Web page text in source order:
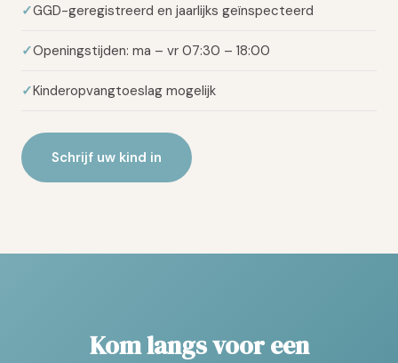
GGD-geregistreerd en jaarlijks geïnspecteerd
Openingstijden: ma – vr 07:30 – 18:00
Kinderopvangtoeslag mogelijk
Schrijf uw kind in
Kom langs voor een